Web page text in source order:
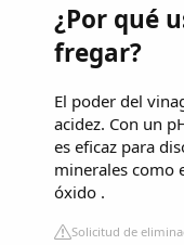
¿Por qué
fregar?
El poder del
acidez. Con un
es eficaz para
minerales como
óxido .
Solicitud de